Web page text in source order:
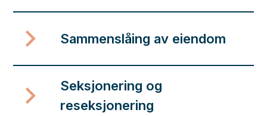
Sammenslåing av eiendom
Seksjonering og
reseksjonering